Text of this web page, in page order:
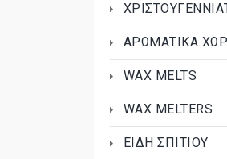
ΑΡΩΜΑΤΙΚΑ
WAX MELTS
WAX MELTERS
ΕΙΔΗ ΣΠΙΤΙΟΥ